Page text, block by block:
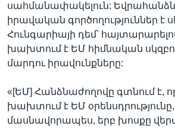
սահմանափակելուն:
իրավական գործողություններ է
Հունգարիայի դեմ՝
խախտում է ԵՄ հիմնական
մարդու իրավունքները:
«[ԵՄ] Հանձնաժողովը գտնում է,
խախտում է ԵՄ օրենսդրությունը,
մասնավորապես, երբ խոսքը